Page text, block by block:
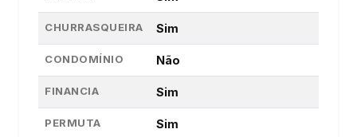
CHURRASQUEIRA Sim
CONDOMÍNIO Não
FINANCIA Sim
PERMUTA Sim